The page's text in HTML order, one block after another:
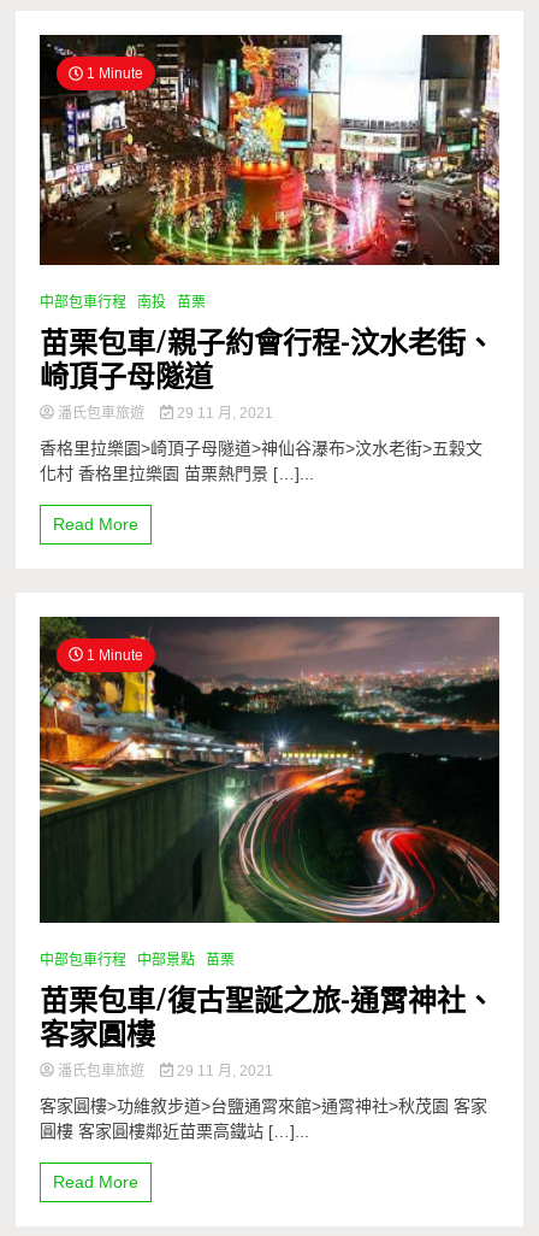
1 Minute
中部包車行程 南投 苗栗
苗栗包車/親子約會行程-汶水老街、
崎頂子母隧道
潘氏包車旅遊 29 11 月, 2021
香格里拉樂園>崎頂子母隧道>神仙谷瀑布>汶水老街>五穀文
化村 香格里拉樂園 苗栗熱門景 […]...
Read More
1 Minute
中部包車行程 中部景點 苗栗
苗栗包車/復古聖誕之旅-通霄神社、
客家圓樓
潘氏包車旅遊 29 11 月, 2021
客家圓樓>功維敘步道>台鹽通霄來館>通霄神社>秋茂園 客家
圓樓 客家圓樓鄰近苗栗高鐵站 […]...
Read More